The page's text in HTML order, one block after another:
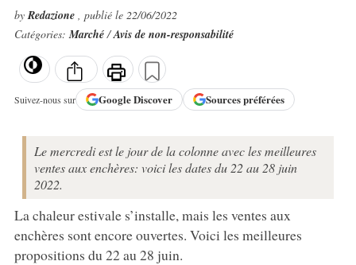
byRedazione , publié le 22/06/2022
Catégories:Marché/Avis de non-responsabilité
Suivez-nous sur GoogleDiscover Sources préférées
Le mercredi est le jour de la colonne avec les meilleures
ventes aux enchères: voici les dates du 22 au 28 juin
2022.
La chaleur estivale s’installe, mais les ventes aux
enchères sont encore ouvertes. Voici les meilleures
propositions du 22 au 28 juin.